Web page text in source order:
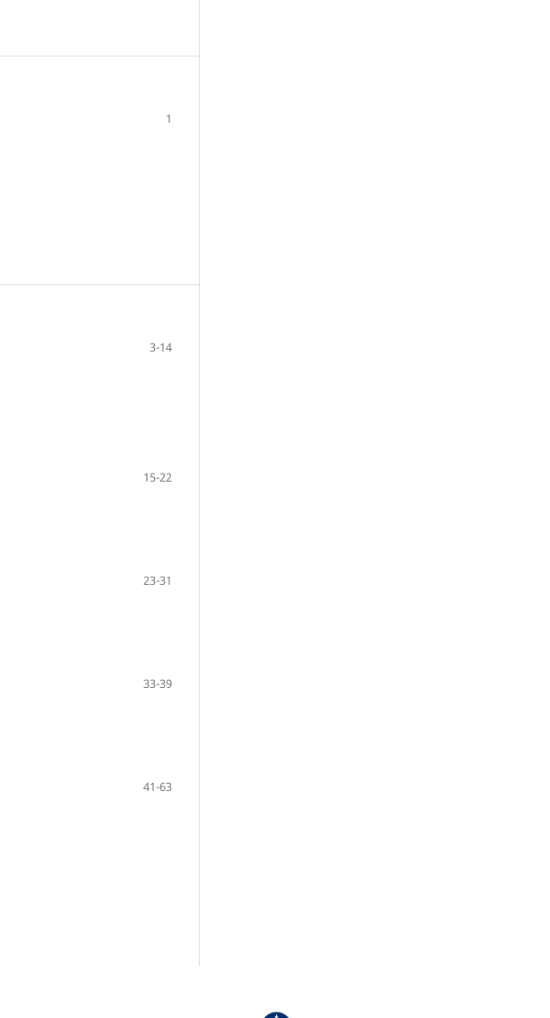
1
3-14
15-22
23-31
33-39
41-63